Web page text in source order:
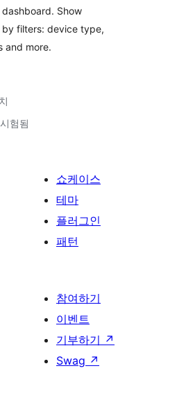
Show
filters: device type,
and more.
험됨
쇼케이스
테마
플러그인
패턴
참여하기
이벤트
기부하기 ↗
Swag ↗